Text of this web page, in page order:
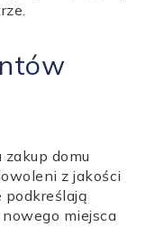
domu
z jakości
podkreślają
miejsca